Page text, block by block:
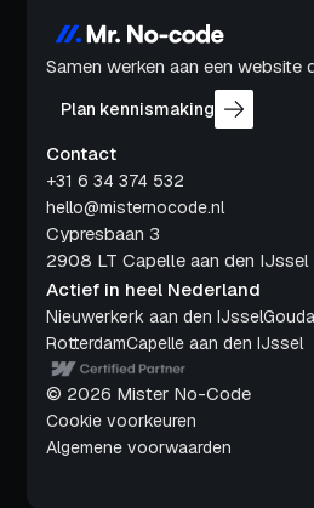
Samen werken aan een website
Plan kennismaking
Contact
+31 6 34 374 532
hello@misternocode.nl
Cypresbaan 3
2908 LT Capelle aan den IJssel
Actief in heel Nederland
Nieuwerkerk aan den IJssel
RotterdamCapelle aan den IJssel
© 2026 Mister No-Code
Cookie voorkeuren
Algemene voorwaarden